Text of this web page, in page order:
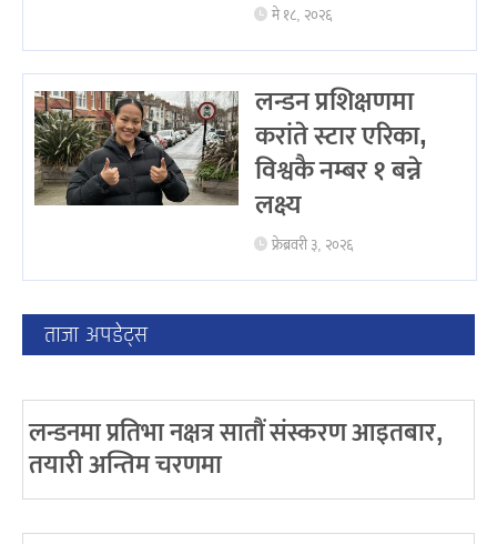
मे १८, २०२६
लन्डन प्रशिक्षणमा
करांते स्टार एरिका,
विश्वकै नम्बर १ बन्ने
लक्ष्य
फ्रेब्रवरी ३, २०२६
ताजा अपडेट्स
लन्डनमा प्रतिभा नक्षत्र सातौं संस्करण आइतबार,
तयारी अन्तिम चरणमा